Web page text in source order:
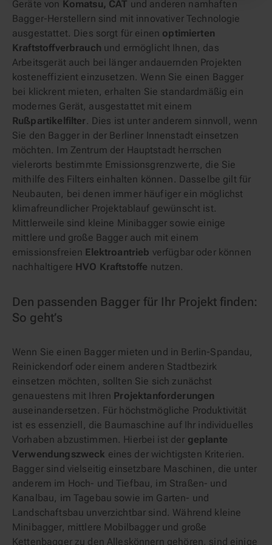
Geräte von Komatsu, CAT und anderen namhaften
Bagger-Herstellern sind mit innovativer Technologie
ausgestattet. Dies sorgt für einen optimierten
Kraftstoffverbrauch und ermöglicht Ihnen, das
Arbeitsgerät auch bei länger andauernden Projekten
kosteneffizient einzusetzen. Wenn Sie einen Bagger
bei klickrent mieten, erhalten Sie standardmäßig ein
modernes Gerät, ausgestattet mit einem
Rußpartikelfilter. Dies ist unter anderem sinnvoll, wenn
Sie den Bagger in der Berliner Innenstadt einsetzen
möchten. Im Zentrum der Hauptstadt herrschen
vielerorts bestimmte Emissionsgrenzwerte, die Sie
mithilfe des Filters einhalten können. Dasselbe gilt für
Neubauten, bei denen immer häufiger ein möglichst
klimafreundlicher Projektablauf gewünscht ist.
Mittlerweile sind kleine Minibagger sowie einige
mittlere und große Bagger auch mit einem
emissionsfreien Elektroantrieb verfügbar oder können
nachhaltigere HVO Kraftstoffe nutzen.
Den passenden Bagger für Ihr Projekt finden:
So geht’s
Wenn Sie einen Bagger mieten und in Berlin-Spandau,
Reinickendorf oder einem anderen Stadtbezirk
einsetzen möchten, sollten Sie sich zunächst
genauestens mit Ihren Projektanforderungen
auseinandersetzen. Für höchstmögliche Produktivität
ist es essenziell, die Baumaschine auf Ihr individuelles
Vorhaben abzustimmen. Hierbei ist der geplante
Verwendungszweck eines der wichtigsten Kriterien.
Bagger sind vielseitig einsetzbare Maschinen, die unter
anderem im Hoch- und Tiefbau, im Straßen- und
Kanalbau, im Tagebau sowie im Garten- und
Landschaftsbau unverzichtbar sind. Während kleine
Minibagger, mittlere Mobilbagger und große
Kettenbagger zu den Alleskönnern gehören, sind einige